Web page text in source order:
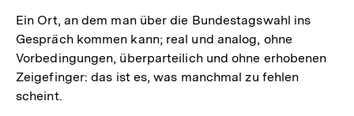
Ein Ort, an dem man über die Bundestagswahl ins
Gespräch kommen kann; real und analog, ohne
Vorbedingungen, überparteilich und ohne erhobenen
Zeigefinger: das ist es, was manchmal zu fehlen
scheint.